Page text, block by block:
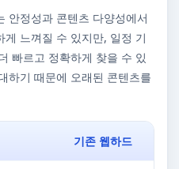
안정성과 콘텐츠 다양성에서
느껴질 수 있지만, 일정 기
빠르고 정확하게 찾을 수 있
하기 때문에 오래된 콘텐츠를
기존 웹하드